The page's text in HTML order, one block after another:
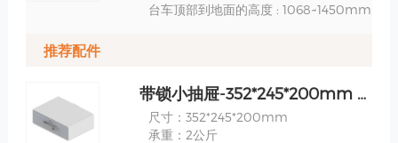
台车顶部到地面的高度 : 1068~1450mm
推荐配件
带锁小抽屉-352*245*200mm 规格
尺寸：352*245*200mm
承重：2公斤